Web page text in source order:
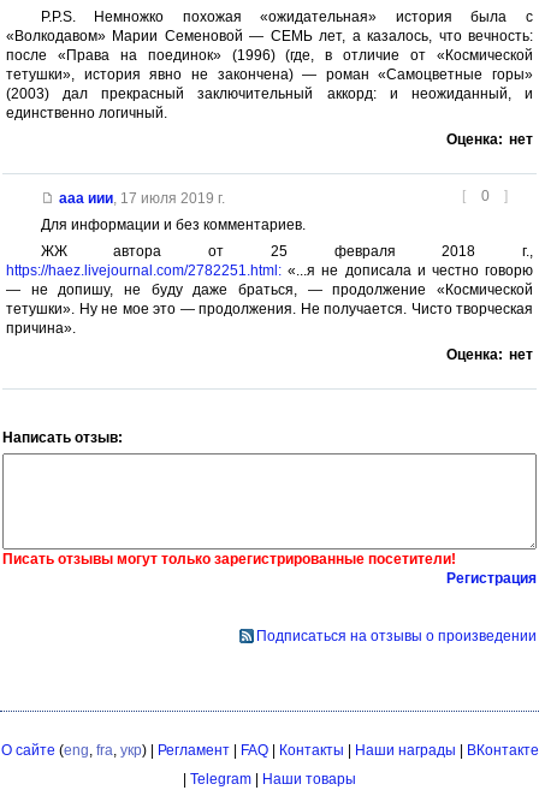
P.P.S. Немножко похожая «ожидательная» история была с
«Волкодавом» Марии Семеновой — СЕМЬ лет, а казалось, что вечность:
после «Права на поединок» (1996) (где, в отличие от «Космической
тетушки», история явно не закончена) — роман «Самоцветные горы»
(2003) дал прекрасный заключительный аккорд: и неожиданный, и
единственно логичный.
Оценка: нет
[ 0 ]
ааа иии, 17 июля 2019 г.
Для информации и без комментариев.
ЖЖ автора от 25 февраля 2018 г.,
https://haez.livejournal.com/2782251.html: «...я не дописала и честно говорю
— не допишу, не буду даже браться, — продолжение «Космической
тетушки». Ну не мое это — продолжения. Не получается. Чисто творческая
причина».
Оценка: нет
Написать отзыв:
Писать отзывы могут только зарегистрированные посетители!
Регистрация
Подписаться на отзывы о произведении
О сайте (eng, fra, укр) | Регламент| FAQ| Контакты Наши награды
ВКонтакте
Telegram Наши товары